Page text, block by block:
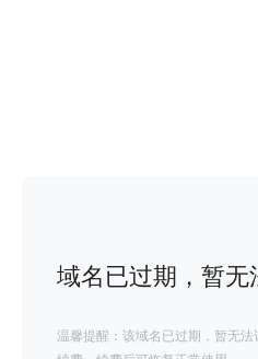
域名已过期，暂无
温馨提醒：该域名已过期，暂无